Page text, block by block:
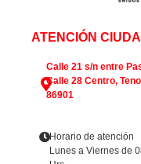
ATENCIÓN
Calle 21 s/n entre
Calle 28 Centro,
86901
Horario de atención
Lunes a Viernes de